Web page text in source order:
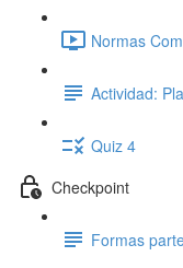
Normas
Actividad:
Quiz 4
Checkpoint
Formas